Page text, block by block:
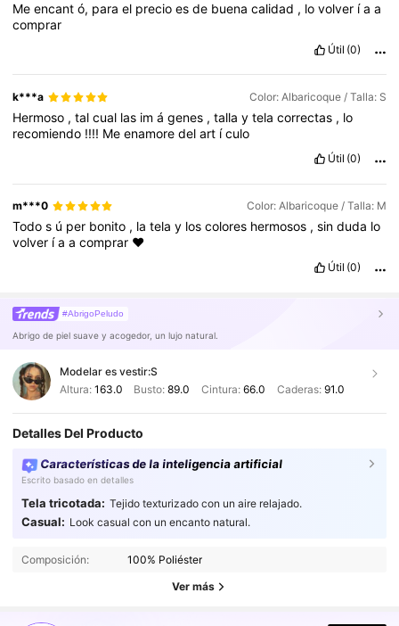
Meencantó, parael precioesde buenacalidad , lovolver íaa
comprar
Útil (0)
k***a Color: Albaricoque / Talla: S
Hermoso ,talcual las imágenes ,tallaytelacorrectas , lo
recomiendo !!!! Meenamoredelart ículo
Útil (0)
m***0 Color: Albaricoque / Talla: M
Todos ú per bonito , latelay loscolores hermosos ,sinduda lo
volver íaacomprar ❤️
Útil (0)
#AbrigoPeludo
Abrigo de piel suave y acogedor, un lujo natural.
Modelar es vestir:S
Altura: 163.0 Busto:89.0 Cintura: 66.0 Caderas: 91.0
Detalles Del Producto
Características de la inteligencia artificial
Escrito basado en detalles
Tela tricotada: Tejido texturizado con un aire relajado.
Casual: Look casual con un encanto natural.
Composición: 100% Poliéster
Ver más
481K Seguidores
481K Seguidores
4.88